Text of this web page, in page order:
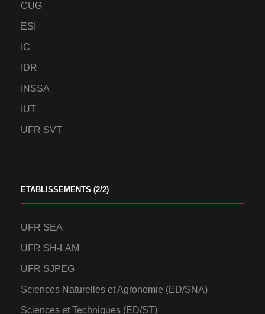
CUG
ESI
IC
IDR
INSSA
IUT
UFR SVT
ETABLISSEMENTS (2/2)
UFR SEA
UFR SH-LAM
UFR SJPEG
Sciences Naturelles et Agronomie (ED/SNA)
Sciences et Techniques (ED/ST)